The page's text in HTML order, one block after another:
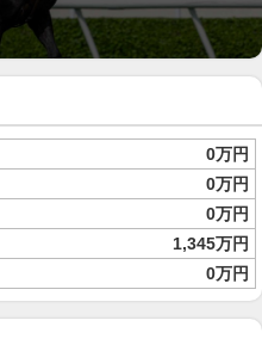
0万円
0万円
0万円
1,345万円
0万円